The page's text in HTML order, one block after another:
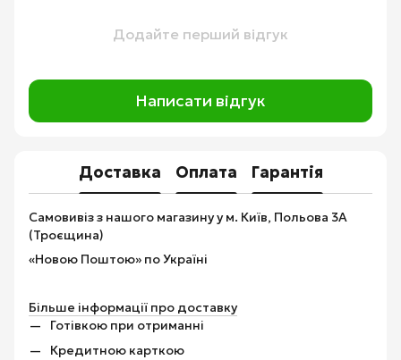
Додайте перший відгук
Написати відгук
Доставка Оплата Гарантія
Самовивіз з нашого магазину у м. Київ, Польова 3А
(Троєщина)
«Новою Поштою» по Україні
Більше інформації про доставку
Готівкою при отриманні
Кредитною карткою